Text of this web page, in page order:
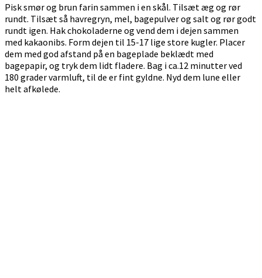
Pisk smør og brun farin sammen i en skål. Tilsæt æg og rør
rundt. Tilsæt så havregryn, mel, bagepulver og salt og rør godt
rundt igen. Hak chokoladerne og vend dem i dejen sammen
med kakaonibs. Form dejen til 15-17 lige store kugler. Placer
dem med god afstand på en bageplade beklædt med
bagepapir, og tryk dem lidt fladere. Bag i ca.12 minutter ved
180 grader varmluft, til de er fint gyldne. Nyd dem lune eller
helt afkølede.